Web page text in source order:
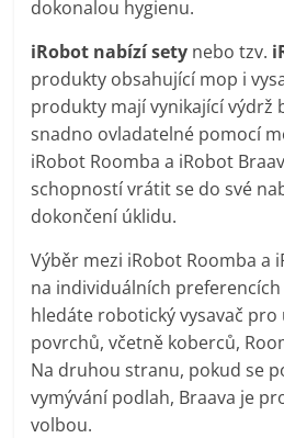
dokonalou hygienu.
iRobot nabízí sety nebo tzv.
produkty obsahující mop i
produkty mají vynikající výdrž
snadno ovladatelné pomocí
iRobot Roomba a iRobot
schopností vrátit se do své
dokončení úklidu.
Výběr mezi iRobot Roomba a
na individuálních
hledáte robotický vysavač
povrchů, včetně koberců,
Na druhou stranu, pokud se
vymývání podlah, Braava je
volbou.